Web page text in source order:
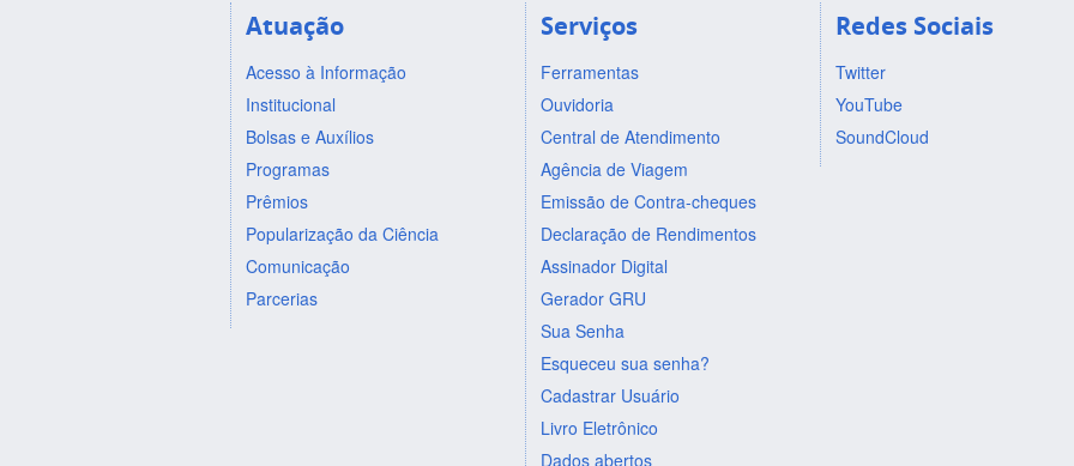
Atuação
Acesso à Informação
Institucional
Bolsas e Auxílios
Programas
Prêmios
Popularização da Ciência
Comunicação
Parcerias
Serviços
Ferramentas
Ouvidoria
Central de Atendimento
Agência de Viagem
Emissão de Contra-cheques
Declaração de Rendimentos
Assinador Digital
Gerador GRU
Sua Senha
Esqueceu sua senha?
Cadastrar Usuário
Livro Eletrônico
Dados abertos
Redes Sociais
Twitter
YouTube
SoundCloud